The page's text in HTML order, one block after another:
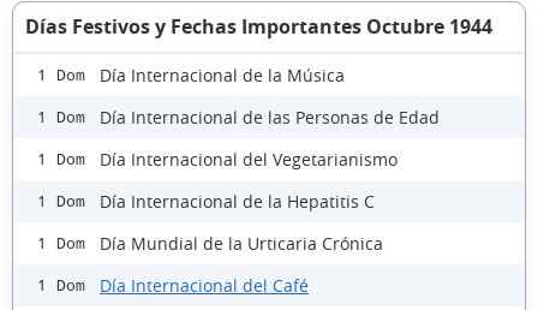
Días Festivos y Fechas Importantes Octubre 1944
1 Dom Día Internacional de la Música
1 Dom Día Internacional de las Personas de Edad
1 Dom Día Internacional del Vegetarianismo
1 Dom Día Internacional de la Hepatitis C
1 Dom Día Mundial de la Urticaria Crónica
1 Dom Día Internacional del Café